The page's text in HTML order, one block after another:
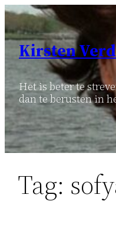
Ga
naar
inhoud
Kirsten
Het is beter te
dan te berusten in
Tag: